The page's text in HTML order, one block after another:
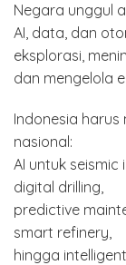
Negara unggul
AI, data, dan
eksplorasi,
dan mengelola
Indonesia
nasional:
AI untuk
digital drilling,
predictive
smart refinery,
hingga